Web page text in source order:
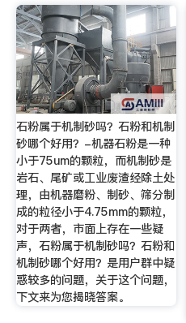
石粉属于机制砂吗？石粉和机制
砂哪个好用？-机器石粉是一种
小于75um的颗粒，而机制砂是
岩石、尾矿或工业废渣经除土处
理，由机器磨粉、制砂、筛分制
成的粒径小于4.75mm的颗粒，
对于两者，市面上存在一些疑
声，石粉属于机制砂吗？石粉和
机制砂哪个好用？是用户群中疑
惑较多的问题，关于这个问题，
下文来为您揭晓答案。